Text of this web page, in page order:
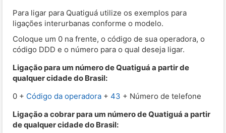
Para ligar para Quatiguá utilize os exemplos para
ligações interurbanas conforme o modelo.
Coloque um 0 na frente, o código de sua operadora, o
código DDD e o número para o qual deseja ligar.
Ligação para um número de Quatiguá a partir de
qualquer cidade do Brasil:
0 + Código da operadora + 43 + Número de telefone
Ligação a cobrar para um número de Quatiguá a partir
de qualquer cidade do Brasil: